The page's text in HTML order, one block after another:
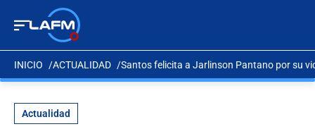
INICIO ACTUALIDAD Santos felicita a Jarlinson Pantano por su
Actualidad